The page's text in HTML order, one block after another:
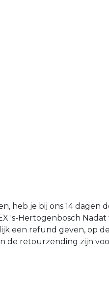
heb je bij ons 14 dagen
's-Hertogenbosch
een refund geven, op
de retourzending zijn